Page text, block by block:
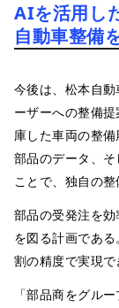
AIを活用し
自動車整備
今後は、松本自
ーザーへの整備
庫した車両の整
部品のデータ、
ことで、独自の整
部品の受発注を
を図る計画であ
割の精度で実現で
「部品商をグル